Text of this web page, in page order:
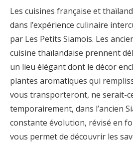
Les cuisines française et
dans l’expérience culinaire
par Les Petits Siamois. Les
cuisine thaïlandaise prennent
un lieu élégant dont le décor
plantes aromatiques qui
vous transporteront, ne serait-
temporairement, dans l’ancien
constante évolution, révisé en
vous permet de découvrir les